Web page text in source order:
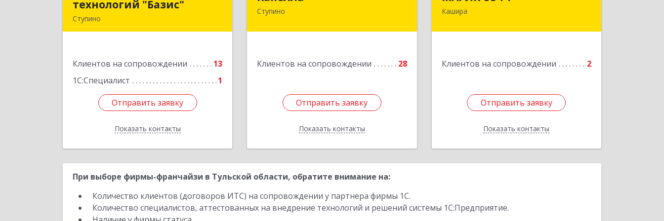
технологий "Базис"
Ступино
Клиентов на сопровождении
13
1С:Специалист
1
Отправить заявку
Показать контакты
технологий "Базис"
Подробнее
Отправить заявку
Назад
Ступино
Клиентов на сопровождении 28
Отправить заявку
Показать контакты
142800, Московская обл, Ступино г,
Отправить заявку
Назад
Кашира
Клиентов на сопровождении 2
Отправить заявку
Показать контакты
Отправить заявку
Назад
При выборе фирмы-франчайзи в Тульской области, обратите внимание на:
Количество клиентов (договоров ИТС) на сопровождении у партнера фирмы 1С.
Количество специалистов, аттестованных на внедрение технологий и решений системы 1С:Предприятие.